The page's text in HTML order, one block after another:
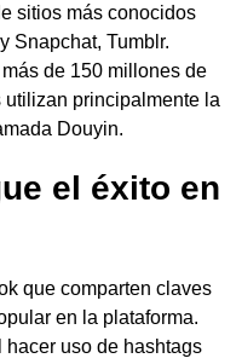
sitios más conocidos
Snapchat, Tumblr.
de 150 millones de
principalmente la
Douyin.
el éxito en
que comparten claves
en la plataforma.
hacer uso de hashtags